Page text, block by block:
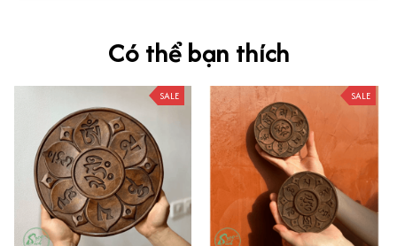
Có thể bạn thích
SALE SALE